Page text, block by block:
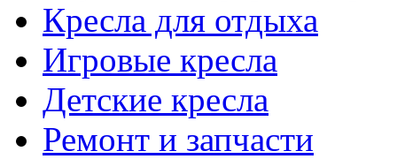
Кресла для отдыха
Игровые кресла
Детские кресла
Ремонт и запчасти